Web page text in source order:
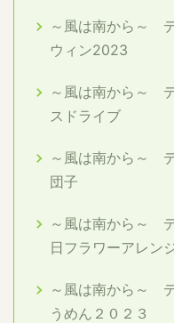
～風は南から～
ウィン2023
～風は南から～
スドライブ
～風は南から～
団子
～風は南から～
日フラワーアレ
～風は南から～
うめん２０２３